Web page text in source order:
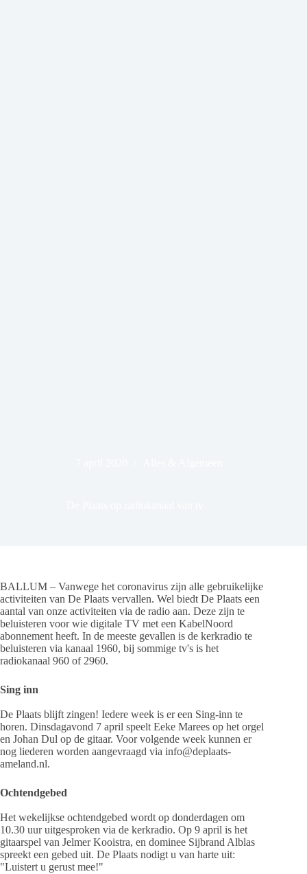
BALLUM – Vanwege het coronavirus zijn alle gebruikelijke
activiteiten van De Plaats vervallen. Wel biedt De Plaats een
aantal van onze activiteiten via de radio aan. Deze zijn te
beluisteren voor wie digitale TV met een KabelNoord
abonnement heeft. In de meeste gevallen is de kerkradio te
beluisteren via kanaal 1960, bij sommige tv's is het
radiokanaal 960 of 2960.
Sing inn
De Plaats blijft zingen! Iedere week is er een Sing-inn te
horen. Dinsdagavond 7 april speelt Eeke Marees op het orgel
en Johan Dul op de gitaar. Voor volgende week kunnen er
nog liederen worden aangevraagd via info@deplaats-
ameland.nl.
Ochtendgebed
Het wekelijkse ochtendgebed wordt op donderdagen om
10.30 uur uitgesproken via de kerkradio. Op 9 april is het
gitaarspel van Jelmer Kooistra, en dominee Sijbrand Alblas
spreekt een gebed uit. De Plaats nodigt u van harte uit:
"Luistert u gerust mee!"